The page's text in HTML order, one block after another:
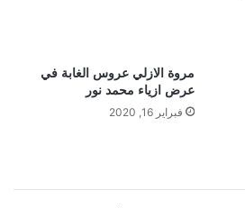
مروة الازلي عروس الغابة في
عرض ازياء محمد نور
فبراير 16, 2020